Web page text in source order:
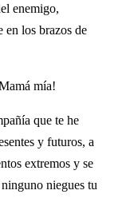
enemigo,
los brazos de
mía!
que te he
y futuros, a
extremos y se
niegues tu